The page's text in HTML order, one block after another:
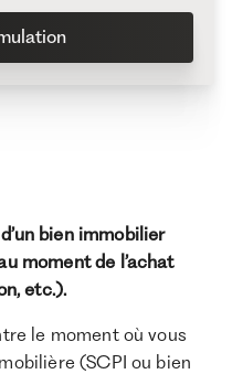
bien immobilier
moment de l’achat
etc.).
le moment où vous
(SCPI ou bien